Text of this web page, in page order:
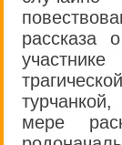
рассказа
мере